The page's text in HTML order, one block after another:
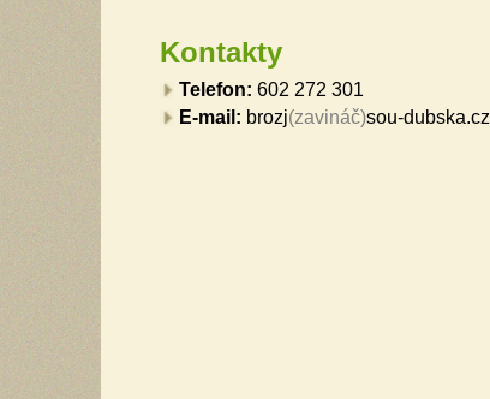
Kontakty
Telefon: 602 272 301
E-mail: brozj(zavináč)sou-dubska.cz